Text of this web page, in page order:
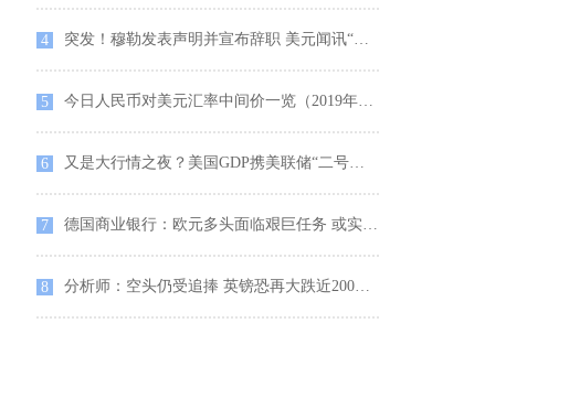
4 突发！穆勒发表声明并宣布辞职 美元闻讯“更上一层楼”
5 今日人民币对美元汇率中间价一览（2019年5月30日）
6 又是大行情之夜？美国GDP携美联储“二号人物”重磅来袭 市场恐再剧烈波动
7 德国商业银行：欧元多头面临艰巨任务 或实现重大看涨反转
8 分析师：空头仍受追捧 英镑恐再大跌近200点？